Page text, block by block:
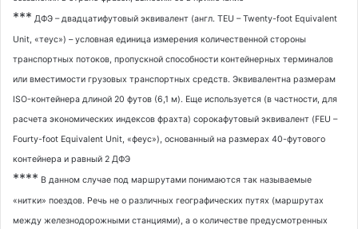
*** ДФЭ – двадцатифутовый эквивалент (англ. TEU – Twenty-foot Equivalent
Unit, «теус») – условная единица измерения количественной стороны
транспортных потоков, пропускной способности контейнерных терминалов
или вместимости грузовых транспортных средств. Эквивалентна размерам
ISO-контейнера длиной 20 футов (6,1 м). Еще используется (в частности, для
расчета экономических индексов фрахта) сорокафутовый эквивалент (FEU –
Fourty-foot Equivalent Unit, «феус»), основанный на размерах 40-футового
контейнера и равный 2 ДФЭ
**** В данном случае под маршрутами понимаются так называемые
«нитки» поездов. Речь не о различных географических путях (маршрутах
между железнодорожными станциями), а о количестве предусмотренных